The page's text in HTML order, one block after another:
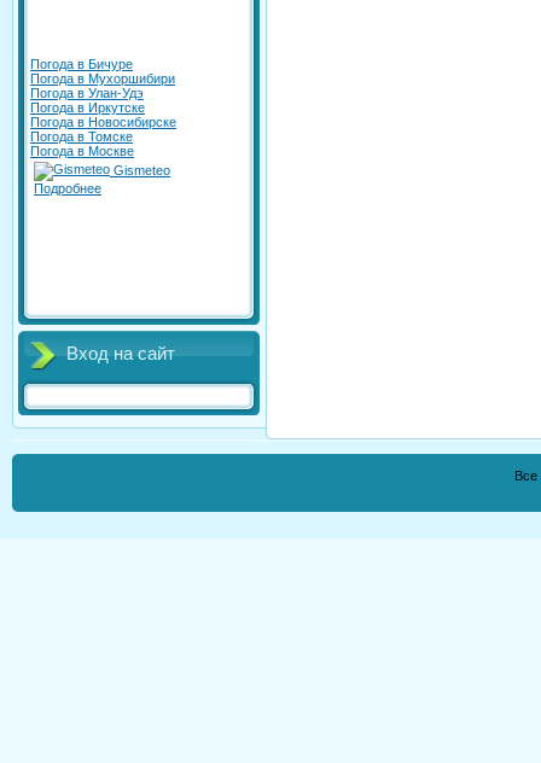
Погода в Бичуре
Погода в Мухоршибири
Погода в Улан-Удэ
Погода в Иркутске
Погода в Новосибирске
Погода в Томске
Погода в Москве
Gismeteo
Подробнее
Вход на сайт